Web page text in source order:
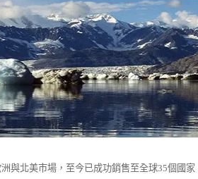
與北美市場，至今已成功銷售至全球35個